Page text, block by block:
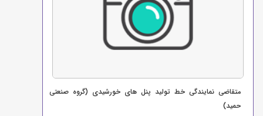
متقاضی نمایندگی خط تولید پنل های خورشیدی (گروه صنعتی
حمید)